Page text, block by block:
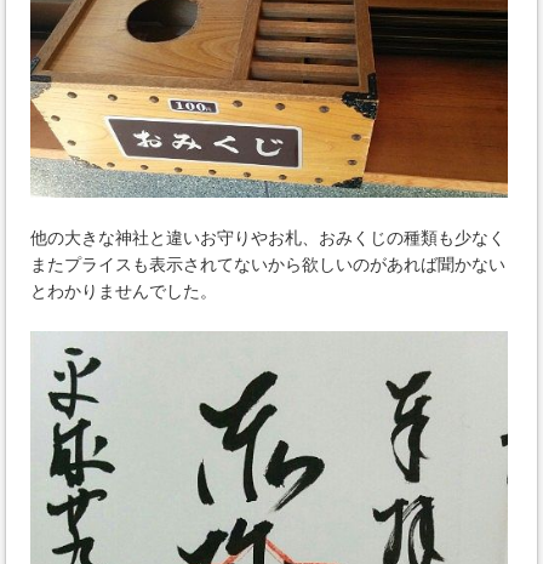
他の大きな神社と違いお守りやお札、おみくじの種類も少なく
またプライスも表示されてないから欲しいのがあれば聞かない
とわかりませんでした。